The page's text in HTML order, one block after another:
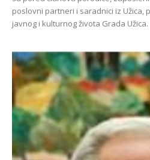
poslovni partneri i saradnici iz Užica,
javnog i kulturnog života Grada Užica.